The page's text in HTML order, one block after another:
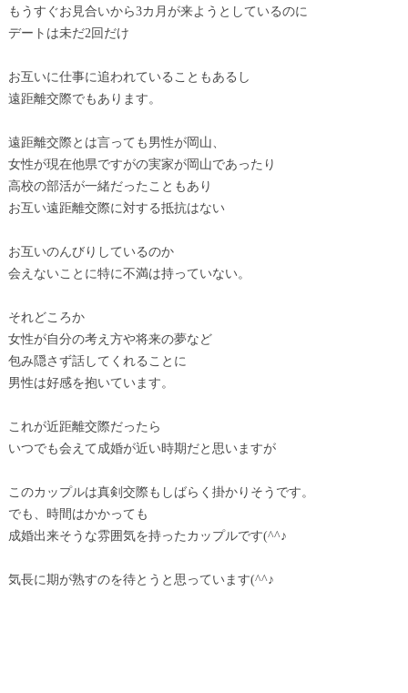
もうすぐお見合いから3カ月が来ようとしているのに
デートは未だ2回だけ
お互いに仕事に追われていることもあるし
遠距離交際でもあります。
遠距離交際とは言っても男性が岡山、
女性が現在他県ですがの実家が岡山であったり
高校の部活が一緒だったこともあり
お互い遠距離交際に対する抵抗はない
お互いのんびりしているのか
会えないことに特に不満は持っていない。
それどころか
女性が自分の考え方や将来の夢など
包み隠さず話してくれることに
男性は好感を抱いています。
これが近距離交際だったら
いつでも会えて成婚が近い時期だと思いますが
このカップルは真剣交際もしばらく掛かりそうです。
でも、時間はかかっても
成婚出来そうな雰囲気を持ったカップルです(^^♪
気長に期が熟すのを待とうと思っています(^^♪